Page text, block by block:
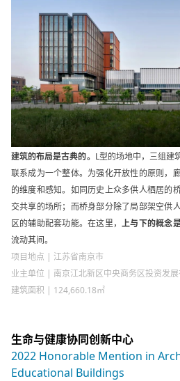
建筑的布局是古典的。 L型的场地中，三组建
联系成为一个整体。为强化开放性的原则，
的维度和感知。如同历史上众多供人栖居的
交共享的场所；而桥身部分除了局部架空供
区的辅助配套功能。在这里，上与下的概念
流动其间。
项目地点 | 江苏省南京市
业主单位 | 南京江北新区中央商务区投资发
建筑面积 | 124,660.18㎡
生命与健康协同创新中心
2022 Honorable Mention in
Educational Buildings